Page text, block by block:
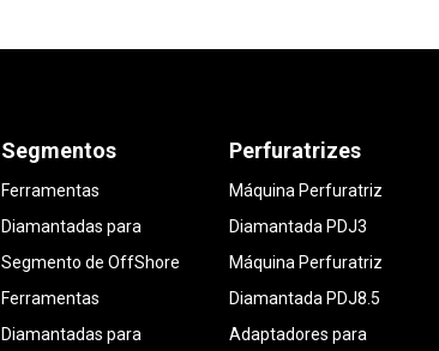
Segmentos
Ferramentas
Diamantadas para
Segmento de OffShore
Ferramentas
Diamantadas para
Perfuratrizes
Máquina Perfuratriz
Diamantada PDJ3
Máquina Perfuratriz
Diamantada PDJ8.5
Adaptadores para